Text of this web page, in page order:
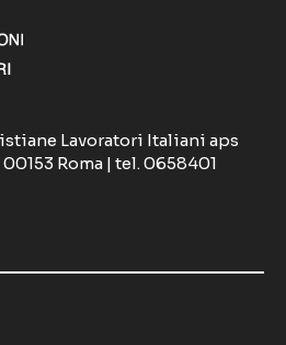
Lavoratori Italiani aps
Roma | tel. 0658401